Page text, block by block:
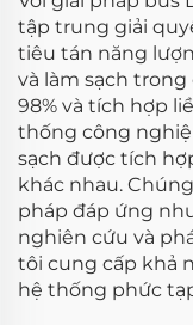
tập trung giải
tiêu tán năng
và làm sạch
98% và tích hợp
thống công
sạch được tích
khác nhau.
pháp đáp ứng
nghiên cứu và
tôi cung cấp khả
hệ thống phức